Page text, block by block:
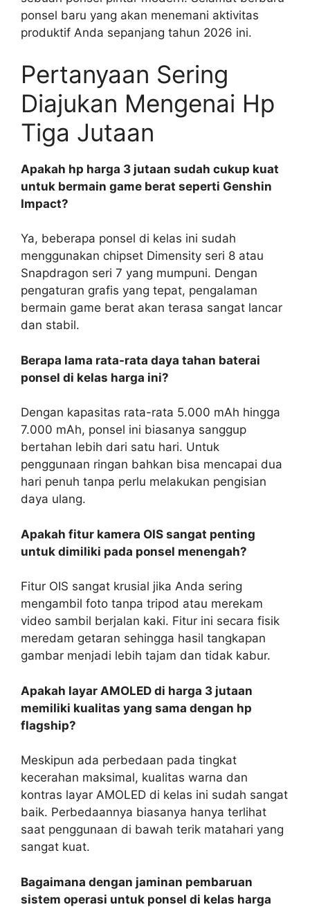
ponsel baru yang akan menemani aktivitas
produktif Anda sepanjang tahun 2026 ini.
Pertanyaan Sering
Diajukan Mengenai Hp
Tiga Jutaan
Apakah hp harga 3 jutaan sudah cukup kuat
untuk bermain game berat seperti Genshin
Impact?
Ya, beberapa ponsel di kelas ini sudah
menggunakan chipset Dimensity seri 8 atau
Snapdragon seri 7 yang mumpuni. Dengan
pengaturan grafis yang tepat, pengalaman
bermain game berat akan terasa sangat lancar
dan stabil.
Berapa lama rata-rata daya tahan baterai
ponsel di kelas harga ini?
Dengan kapasitas rata-rata 5.000 mAh hingga
7.000 mAh, ponsel ini biasanya sanggup
bertahan lebih dari satu hari. Untuk
penggunaan ringan bahkan bisa mencapai dua
hari penuh tanpa perlu melakukan pengisian
daya ulang.
Apakah fitur kamera OIS sangat penting
untuk dimiliki pada ponsel menengah?
Fitur OIS sangat krusial jika Anda sering
mengambil foto tanpa tripod atau merekam
video sambil berjalan kaki. Fitur ini secara fisik
meredam getaran sehingga hasil tangkapan
gambar menjadi lebih tajam dan tidak kabur.
Apakah layar AMOLED di harga 3 jutaan
memiliki kualitas yang sama dengan hp
flagship?
Meskipun ada perbedaan pada tingkat
kecerahan maksimal, kualitas warna dan
kontras layar AMOLED di kelas ini sudah sangat
baik. Perbedaannya biasanya hanya terlihat
saat penggunaan di bawah terik matahari yang
sangat kuat.
Bagaimana dengan jaminan pembaruan
sistem operasi untuk ponsel di kelas harga